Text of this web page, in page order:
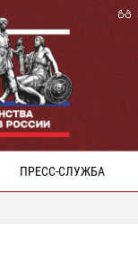
ПРЕСС-СЛУЖБА